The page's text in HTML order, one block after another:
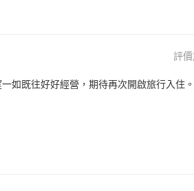
評
如既往好好經營，期待再次開啟旅行入住。